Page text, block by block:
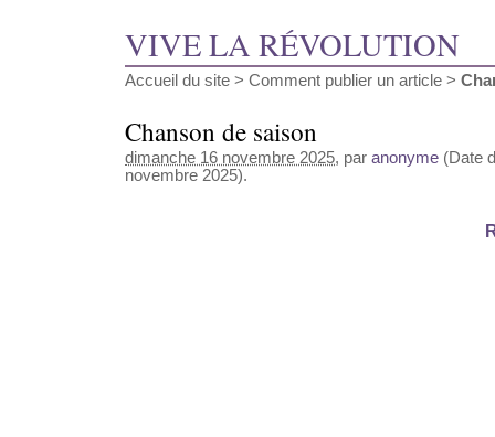
VIVE LA RÉVOLUTION
Accueil du site > Comment publier un article >
Chanson de saison
dimanche 16 novembre 2025, par anonyme (Date
novembre 2025).